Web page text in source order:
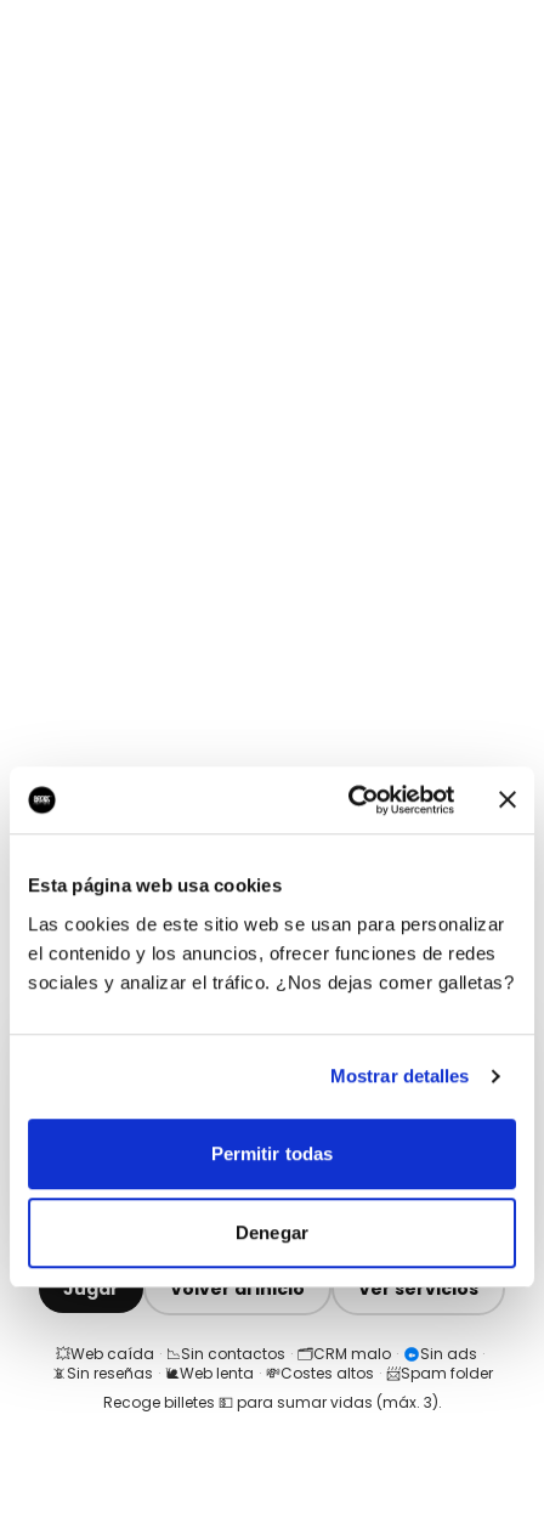
Esta página web usa cookies
Las cookies de este sitio web se usan para personalizar
el contenido y los anuncios, ofrecer funciones de redes
sociales y analizar el tráfico. ¿Nos dejas comer galletas?
Mostrar detalles
Permitir todas
Denegar
¡Ups, no hay nada por
aquí!
¿Quieres jugar al juego del empresario?
Jugar Volver al inicio Ver servicios
💥Web caída · 📉Sin contactos · 🗂️CRM malo · Sin ads ·
📵Sin reseñas · 🐌Web lenta · 💸Costes altos · 📨Spam folder
Recoge billetes 💵 para sumar vidas (máx. 3).